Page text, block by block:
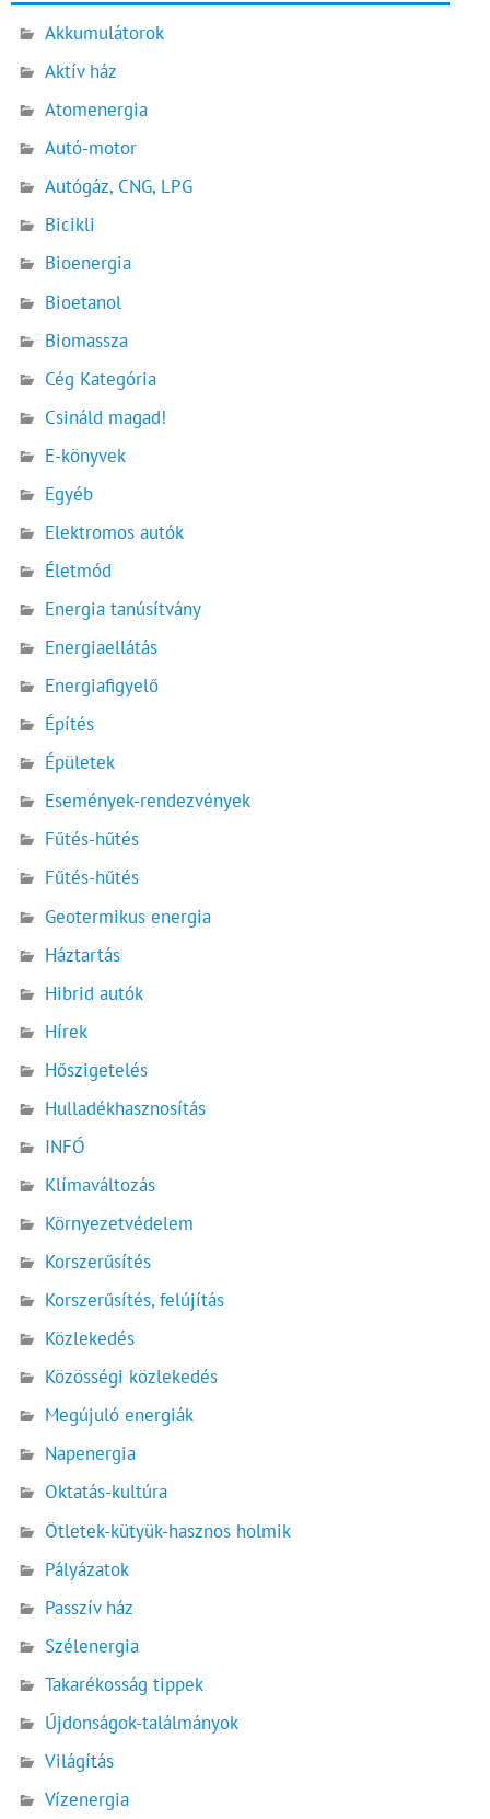
Akkumulátorok
Aktív ház
Atomenergia
Autó-motor
Autógáz, CNG, LPG
Bicikli
Bioenergia
Bioetanol
Biomassza
Cég Kategória
Csináld magad!
E-könyvek
Egyéb
Elektromos autók
Életmód
Energia tanúsítvány
Energiaellátás
Energiafigyelő
Építés
Épületek
Események-rendezvények
Fűtés-hűtés
Fűtés-hűtés
Geotermikus energia
Háztartás
Hibrid autók
Hírek
Hőszigetelés
Hulladékhasznosítás
INFÓ
Klímaváltozás
Környezetvédelem
Korszerűsítés
Korszerűsítés, felújítás
Közlekedés
Közösségi közlekedés
Megújuló energiák
Napenergia
Oktatás-kultúra
Ötletek-kütyük-hasznos holmik
Pályázatok
Passzív ház
Szélenergia
Takarékosság tippek
Újdonságok-találmányok
Világítás
Vízenergia